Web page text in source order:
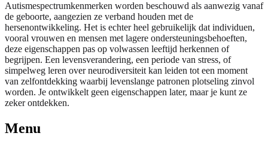
Autismespectrumkenmerken worden beschouwd als aanwezig vanaf
de geboorte, aangezien ze verband houden met de
hersenontwikkeling. Het is echter heel gebruikelijk dat individuen,
vooral vrouwen en mensen met lagere ondersteuningsbehoeften,
deze eigenschappen pas op volwassen leeftijd herkennen of
begrijpen. Een levensverandering, een periode van stress, of
simpelweg leren over neurodiversiteit kan leiden tot een moment
van zelfontdekking waarbij levenslange patronen plotseling zinvol
worden. Je ontwikkelt geen eigenschappen later, maar je kunt ze
zeker ontdekken.
Menu